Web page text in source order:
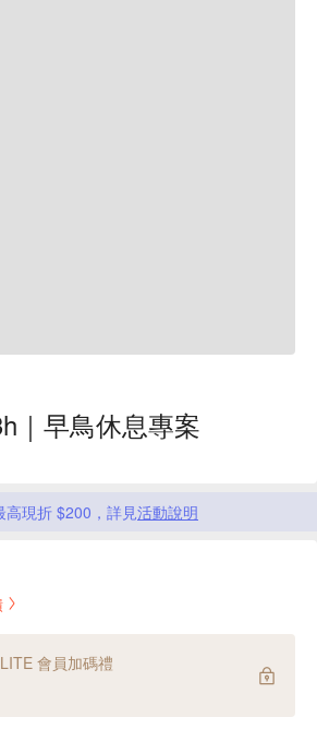
｜早鳥休息專案
現折 $200，詳見活動說明
會員加碼禮